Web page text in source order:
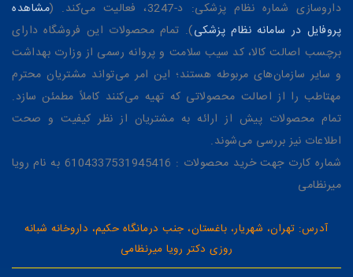
داروسازی شماره نظام پزشکی: د-3247، فعالیت می‌کند. (
مشاهده
پروفایل در سامانه نظام پزشکی). تمام محصولات این فروشگاه دارای
برچسب اصالت کالا، کد سیب سلامت و پروانه رسمی از وزارت بهداشت
و سایر سازمان‌های مربوطه هستند؛ این امر می‌تواند مشتریان محترم
مهتاطب را از اصالت محصولاتی که تهیه می‌کنند کاملاً مطمئن سازد.
تمام محصولات پیش از ارائه به مشتریان از نظر کیفیت و صحت
اطلاعات نیز بررسی می‌شوند.
شماره کارت جهت خرید محصولات : 6104337531945416 به نام رویا
میرنظامی
آدرس: تهران، شهریار، باغستان، جنب درمانگاه حکیم، داروخانه شبانه
روزی دکتر رویا میرنظامی